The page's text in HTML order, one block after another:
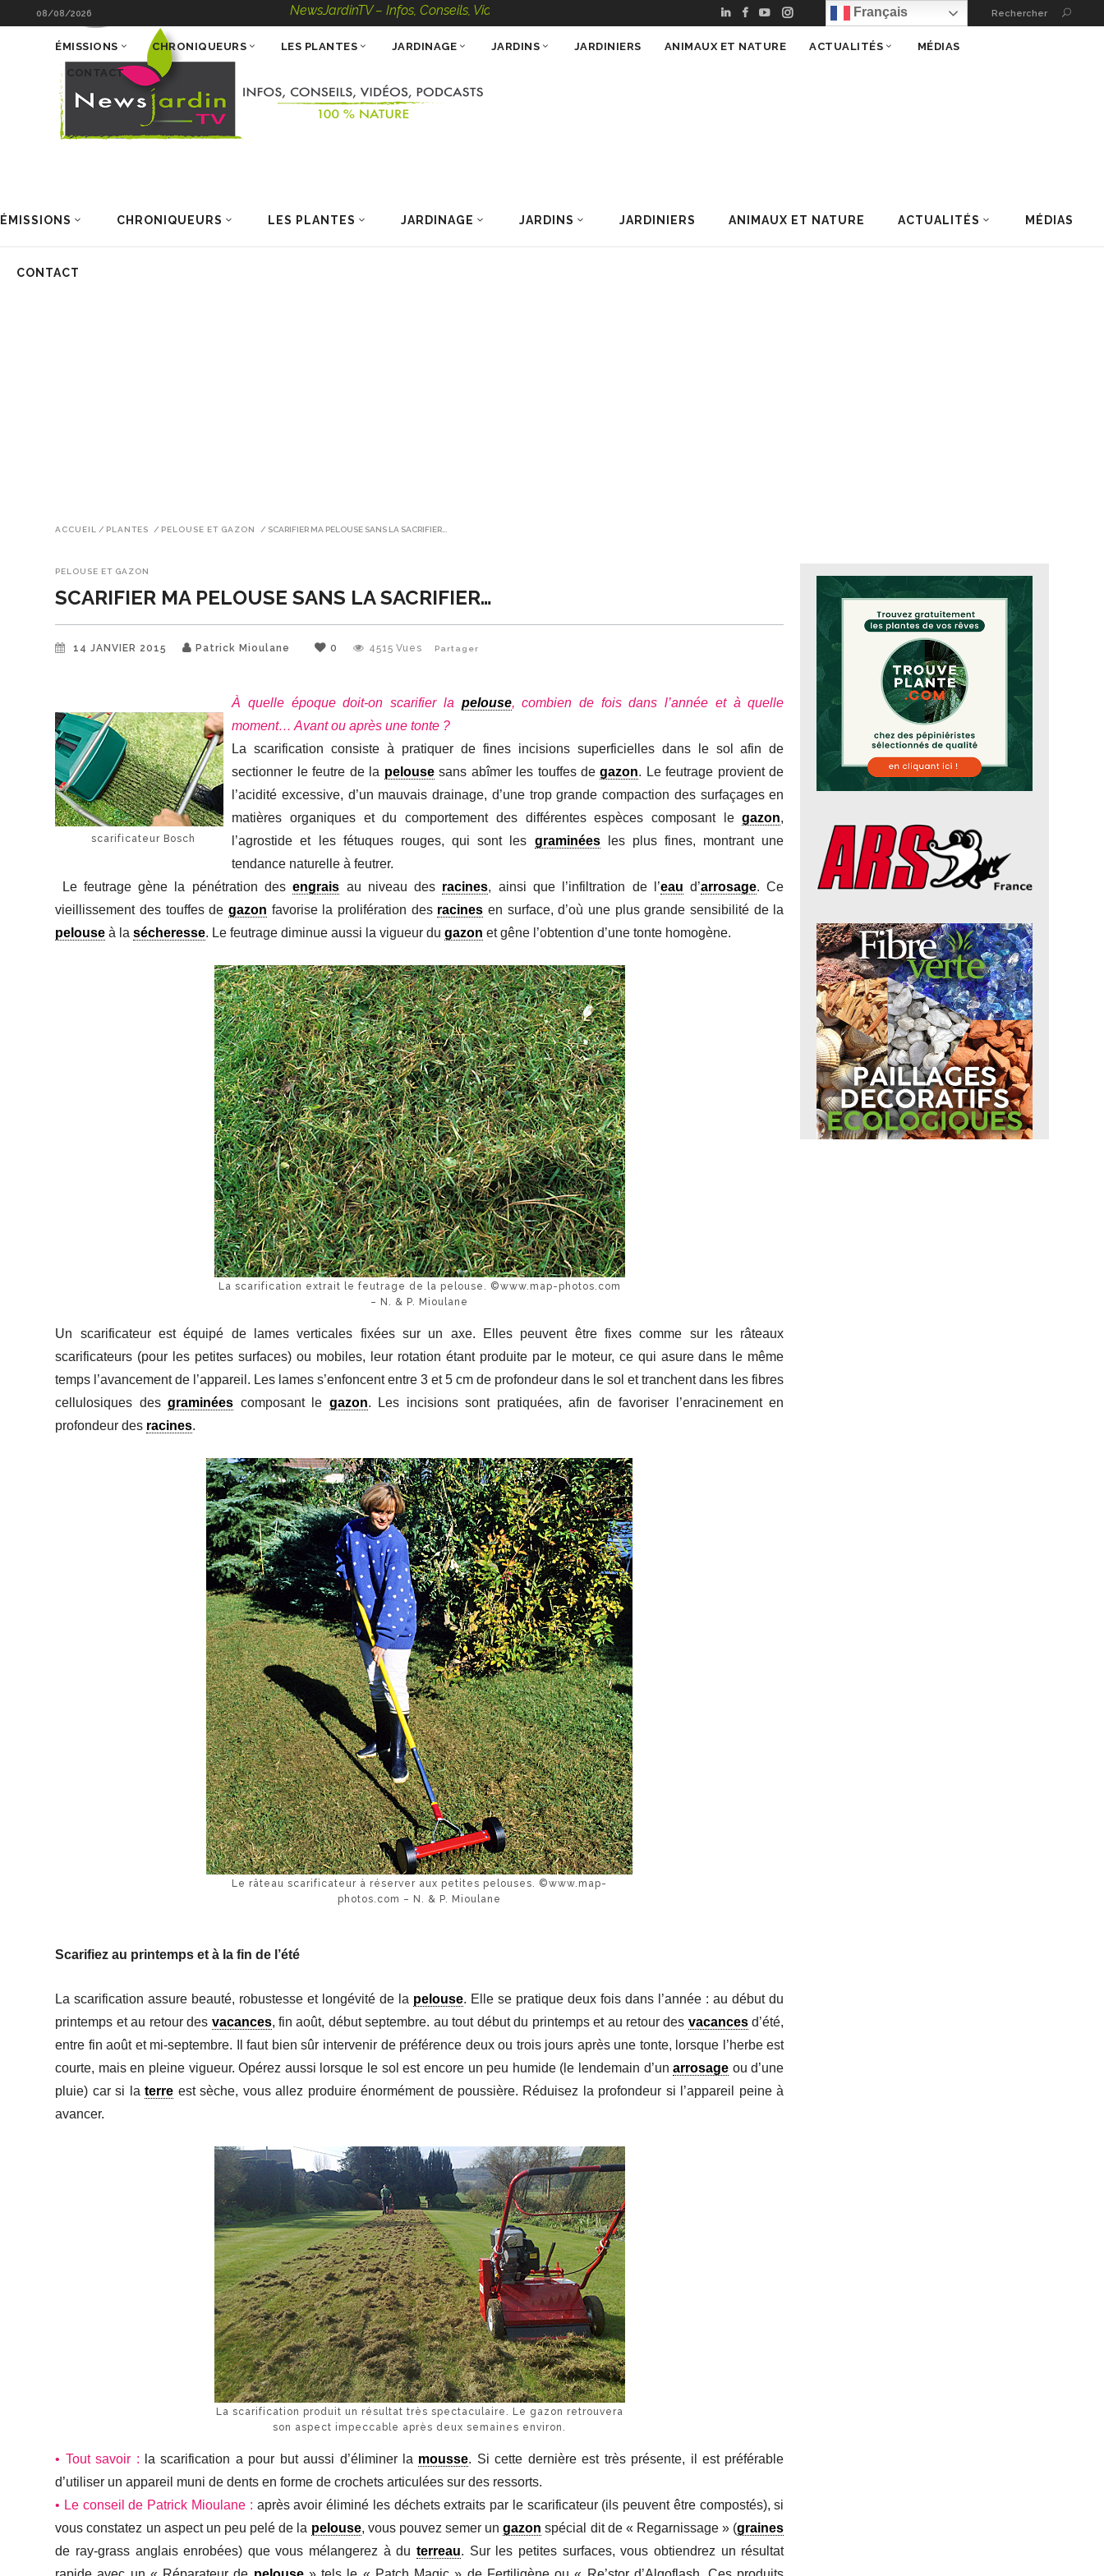
08/08/2026 NewsJardinTV – Infos, Conseils, Vidéos, Podcasts – 100 % Nature Français Rechercher
ÉMISSIONS CHRONIQUEURS LES PLANTES JARDINAGE JARDINS JARDINIERS ANIMAUX ET NATURE ACTUALITÉS MÉDIAS
CONTACT
ÉMISSIONS CHRONIQUEURS LES PLANTES JARDINAGE JARDINS JARDINIERS ANIMAUX ET NATURE ACTUALITÉS MÉDIAS
CONTACT
ACCUEIL / PLANTES / PELOUSE ET GAZON / SCARIFIER MA PELOUSE SANS LA SACRIFIER…
PELOUSE ET GAZON
SCARIFIER MA PELOUSE SANS LA SACRIFIER…
14 JANVIER 2015 Patrick Mioulane 0 4515 Vues Partager
scarificateur Bosch
À quelle époque doit-on scarifier la pelouse, combien de fois dans l’année et à quelle
moment… Avant ou après une tonte ?
La scarification consiste à pratiquer de fines incisions superficielles dans le sol afin de
sectionner le feutre de la pelousesans abîmer les touffes degazon. Le feutrage provient de
l’acidité excessive, d’un mauvais drainage, d’une trop grande compaction des surfaçages en
matières organiques et du comportement des différentes espèces composant legazon,
l’agrostide et les fétuques rouges, qui sont les graminéesles plus fines, montrant une
tendance naturelle à feutrer.
Le feutrage gène la pénétration desengrais au niveau des racines, ainsi que l’infiltration de l’eau d’arrosage. Ce
vieillissement des touffes de gazon favorise la prolifération des racines en surface, d’où une plus grande sensibilité de la
pelouse à lasécheresse. Le feutrage diminue aussi la vigueur dugazon et gêne l’obtention d’une tonte homogène.
La scarification extrait le feutrage de la pelouse. ©www.map-photos.com
– N. & P. Mioulane
Un scarificateur est équipé de lames verticales fixées sur un axe. Elles peuvent être fixes comme sur les râteaux
scarificateurs (pour les petites surfaces) ou mobiles, leur rotation étant produite par le moteur, ce qui asure dans le même
temps l’avancement de l’appareil. Les lames s’enfoncent entre 3 et 5 cm de profondeur dans le sol et tranchent dans les fibres
cellulosiques desgraminées composant le gazon. Les incisions sont pratiquées, afin de favoriser l’enracinement en
profondeur des racines.
Le râteau scarificateur à réserver aux petites pelouses. ©www.map-
photos.com – N. & P. Mioulane
Scarifiez au printemps et à la fin de l’été
La scarification assure beauté, robustesse et longévité de la pelouse. Elle se pratique deux fois dans l’année : au début du
printemps et au retour des vacances, fin août, début septembre. au tout début du printemps et au retour des vacancesd’été,
entre fin août et mi-septembre. Il faut bien sûr intervenir de préférence deux ou trois jours après une tonte, lorsque l’herbe est
courte, mais en pleine vigueur. Opérez aussi lorsque le sol est encore un peu humide (le lendemain d’unarrosage ou d’une
pluie) car si laterre est sèche, vous allez produire énormément de poussière. Réduisez la profondeur si l’appareil peine à
avancer.
La scarification produit un résultat très spectaculaire. Le gazon retrouvera
son aspect impeccable après deux semaines environ.
• Tout savoir : la scarification a pour but aussi d’éliminer la mousse. Si cette dernière est très présente, il est préférable
d’utiliser un appareil muni de dents en forme de crochets articulées sur des ressorts.
• Le conseil de Patrick Mioulane : après avoir éliminé les déchets extraits par le scarificateur (ils peuvent être compostés), si
vous constatez un aspect un peu pelé de la pelouse, vous pouvez semer ungazon spécial dit de « Regarnissage » (graines
de ray-grass anglais enrobées) que vous mélangerez à duterreau. Sur les petites surfaces, vous obtiendrez un résultat